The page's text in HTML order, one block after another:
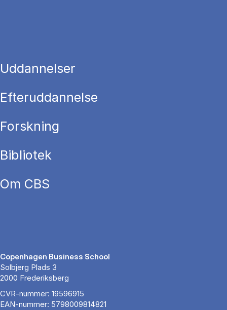
Uddannelser
Efteruddannelse
Forskning
Bibliotek
Om CBS
Copenhagen Business School
Solbjerg Plads 3
2000 Frederiksberg
CVR-nummer: 19596915
EAN-nummer: 5798009814821